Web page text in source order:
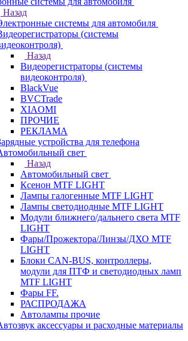
Назад
системы для автомобиля
(системы
Назад
Видеорегистраторы (системы
видеоконтроля)
BlackVue
BVCTrade
XIAOMI
ПРОЧИЕ
РЕКЛАМА
устройства для телефона
свет
Назад
Автомобильный свет
Ксенон MTF LIGHT
Лампы галогенные MTF LIGHT
Лампы светодиодные MTF LIGHT
Модули ближнего/дальнего света MTF
LIGHT
Фары/Прожектора/Линзы/ДХО MTF
LIGHT
Блоки CAN-BUS, контроллеры,
модули для ПТФ и светодиодных ламп
MTF LIGHT
Фары FF.
РАСПРОДАЖА
Автолампы прочие
аксессуары и расходные материалы